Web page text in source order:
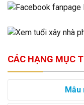
CÁC HẠNG MỤC
Mẫu